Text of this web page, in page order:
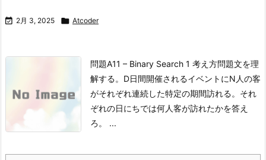
 2月 3, 2025  Atcoder
問題A11 – Binary Search 1 考え方問題文を理
解する。 D日間開催されるイベントにN人の客
がそれぞれ連続した特定の期間訪れる。 それ
ぞれの日にちでは何人客が訪れたかを答え
ろ。 ...